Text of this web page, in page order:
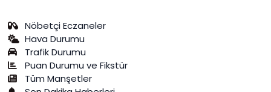
Nöbetçi Eczaneler
Hava Durumu
Trafik Durumu
Puan Durumu ve Fikstür
Tüm Manşetler